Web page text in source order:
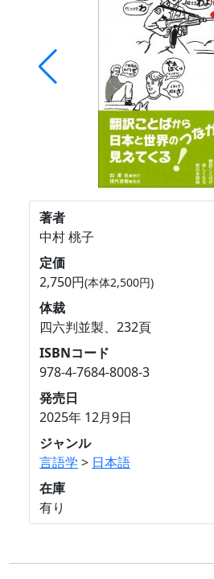
著者
中村 桃子
定価
2,750円(本体2,500円)
体裁
四六判並製、232頁
ISBNコード
978-4-7684-8008-3
発売日
2025年 12月9日
ジャンル
言語学 > 日本語
在庫
有り